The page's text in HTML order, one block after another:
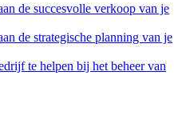
de succesvolle verkoop van je
de strategische planning van je
te helpen bij het beheer van